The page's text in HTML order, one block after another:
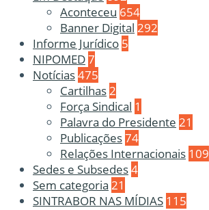
Aconteceu 654
Banner Digital 292
Informe Jurídico 5
NIPOMED7
Notícias475
Cartilhas2
Força Sindical 1
Palavra do Presidente 21
Publicações74
Relações Internacionais 109
Sedes e Subsedes4
Sem categoria 21
SINTRABOR NAS MÍDIAS 115